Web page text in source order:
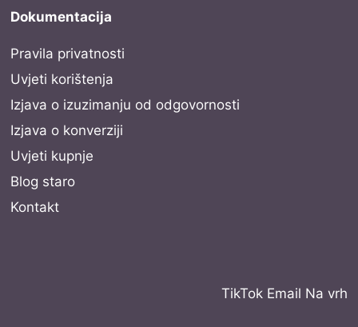
Dokumentacija
Pravila privatnosti
Uvjeti korištenja
Izjava o izuzimanju od odgovornosti
Izjava o konverziji
Uvjeti kupnje
Blog staro
Kontakt
TikTok Email Na vrh